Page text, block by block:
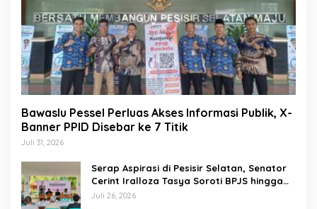
Bawaslu Pessel Perluas Akses Informasi Publik, X-
Banner PPID Disebar ke 7 Titik
Juli 31, 2026
Serap Aspirasi di Pesisir Selatan, Senator
Cerint Iralloza Tasya Soroti BPJS hingga
Kurikulum Merdeka
Juli 26, 2026